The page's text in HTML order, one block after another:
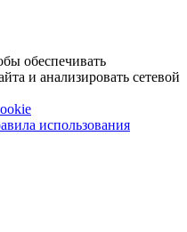
обеспечивать
и анализировать сетевой
использования